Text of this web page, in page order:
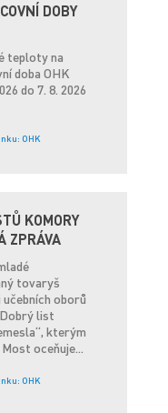
DOBY
teploty na
doba OHK
do 7. 8. 2026
OHK
KOMORY
ZPRÁVA
tovaryš
oborů
list
kterým
oceňuje...
OHK